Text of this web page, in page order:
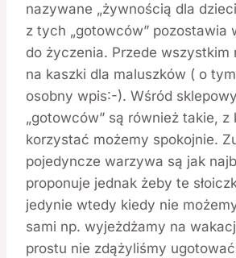
nazywane „żywnością dla
z tych „gotowców” pozostawia
do życzenia. Przede wszystkim
na kaszki dla maluszków ( o
osobny wpis:-). Wśród
„gotowców” są również takie, z
korzystać możemy spokojnie.
pojedyncze warzywa są jak
proponuje jednak żeby te
jedynie wtedy kiedy nie
sami np. wyjeżdżamy na
prostu nie zdążyliśmy